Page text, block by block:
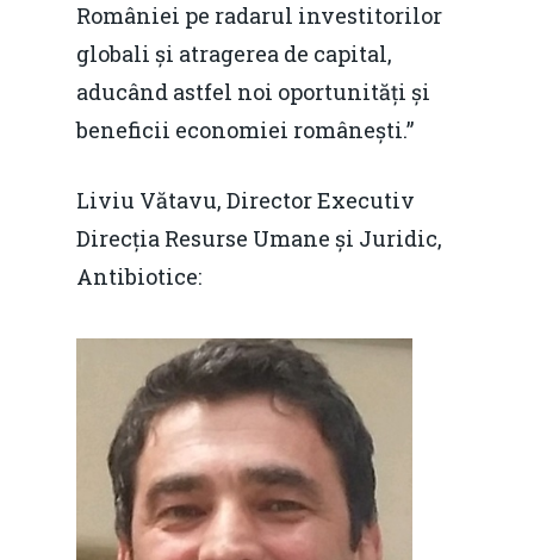
României pe radarul investitorilor
globali și atragerea de capital,
aducând astfel noi oportunități și
beneficii economiei românești.”
Liviu Vătavu, Director Executiv
Direcția Resurse Umane și Juridic,
Antibiotice: